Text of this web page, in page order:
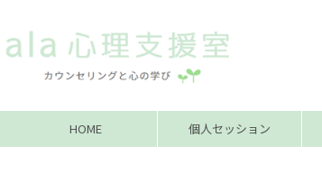
HOME 個人セッション